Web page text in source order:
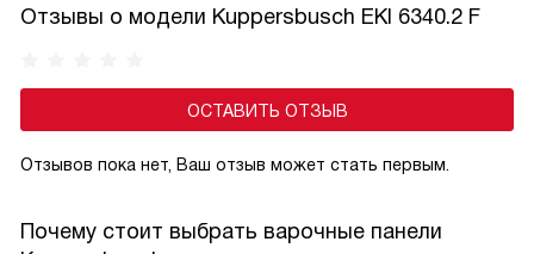
случайную деактивацию. Эта функция особенно актуальна
при готовке.
Отзывы о модели Kuppersbusch EKI 6340.2 F
ОСТАВИТЬ ОТЗЫВ
Отзывов пока нет, Ваш отзыв может стать первым.
Почему стоит выбрать варочные панели